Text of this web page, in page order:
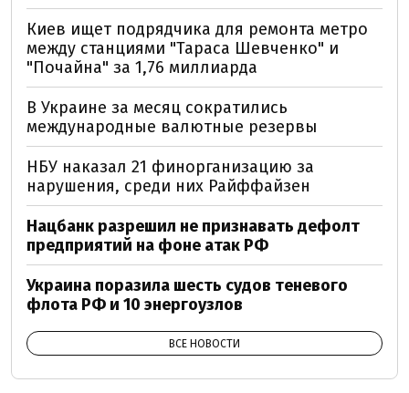
Киев ищет подрядчика для ремонта метро
между станциями "Тараса Шевченко" и
"Почайна" за 1,76 миллиарда
В Украине за месяц сократились
международные валютные резервы
НБУ наказал 21 финорганизацию за
нарушения, среди них Райффайзен
Нацбанк разрешил не признавать дефолт
предприятий на фоне атак РФ
Украина поразила шесть судов теневого
флота РФ и 10 энергоузлов
ВСЕ НОВОСТИ